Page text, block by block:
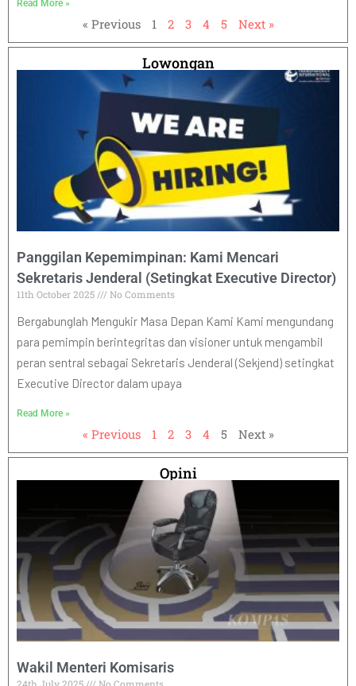
Read More »
« Previous 1 2 3 4 5 Next »
Lowongan
Panggilan Kepemimpinan: Kami Mencari
Sekretaris Jenderal (Setingkat Executive Director)
11th October 2025 No Comments
Bergabunglah Mengukir Masa Depan Kami Kami mengundang
para pemimpin berintegritas dan visioner untuk mengambil
peran sentral sebagai Sekretaris Jenderal (Sekjend) setingkat
Executive Director dalam upaya
Read More »
« Previous 1 2 3 4 5 Next »
Opini
Wakil Menteri Komisaris